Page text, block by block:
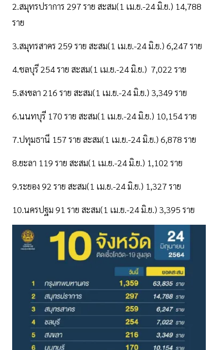
2.สมุทรปราการ 297 ราย สะสม(1 เม.ย.-24 มิ.ย.) 14,788
ราย
3.สมุทรสาคร 259 ราย สะสม(1 เม.ย.-24 มิ.ย.) 6,247 ราย
4.ชลบุรี 254 ราย สะสม(1 เม.ย.-24 มิ.ย.) 7,022 ราย
5.สงขลา 216 ราย สะสม(1 เม.ย.-24 มิ.ย.) 3,349 ราย
6.นนทบุรี 170 ราย สะสม(1 เม.ย.-24 มิ.ย.) 10,154 ราย
7.ปทุมธานี 157 ราย สะสม(1 เม.ย.-24 มิ.ย.) 6,878 ราย
8.ยะลา 119 ราย สะสม(1 เม.ย.-24 มิ.ย.) 1,102 ราย
9.ระยอง 92 ราย สะสม(1 เม.ย.-24 มิ.ย.) 1,327 ราย
10.นครปฐม 91 ราย สะสม(1 เม.ย.-24 มิ.ย.) 3,395 ราย